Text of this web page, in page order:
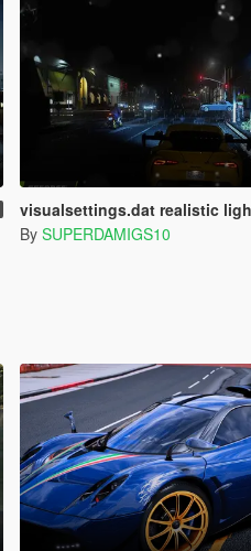
visualsettings.dat realistic light
By SUPERDAMIGS10